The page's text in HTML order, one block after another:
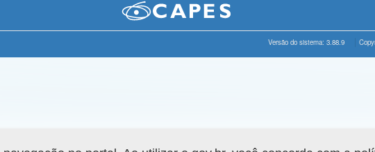
Versão do sistema: 3.88.9